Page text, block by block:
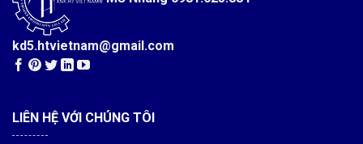
kd5.htvietnam@gmail.com
LIÊN HỆ VỚI CHÚNG TÔI